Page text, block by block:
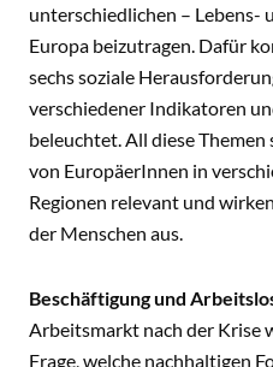
unterschiedlichen – Lebens-
Europa beizutragen. Dafür
sechs soziale
verschiedener Indikatoren
beleuchtet. All diese
von EuropäerInnen in
Regionen relevant und
der Menschen aus.
Beschäftigung und
Arbeitsmarkt nach der Krise
Frage, welche nachhaltigen